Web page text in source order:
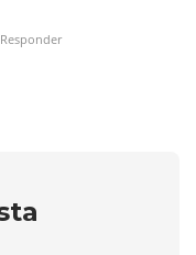
Responder